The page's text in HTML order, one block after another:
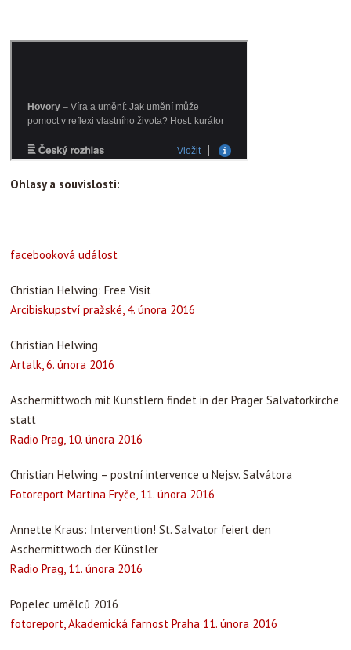
Ohlasy a souvislosti:
facebooková událost
Christian Helwing: Free Visit
Arcibiskupství pražské, 4. února 2016
Christian Helwing
Artalk, 6. února 2016
Aschermittwoch mit Künstlern findet in der Prager Salvatorkirche
statt
Radio Prag, 10. února 2016
Christian Helwing – postní intervence u Nejsv. Salvátora
Fotoreport Martina Fryče, 11. února 2016
Annette Kraus: Intervention! St. Salvator feiert den
Aschermittwoch der Künstler
Radio Prag, 11. února 2016
Popelec umělců 2016
fotoreport, Akademická farnost Praha 11. února 2016